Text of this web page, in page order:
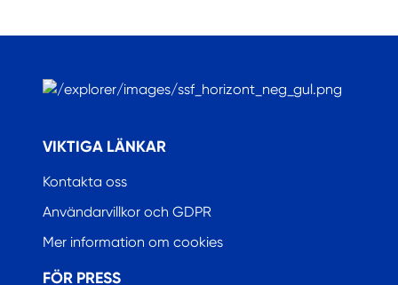
VIKTIGA LÄNKAR
Kontakta oss
Användarvillkor och GDPR
Mer information om cookies
FÖR PRESS